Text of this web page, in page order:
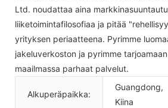
Ltd. noudattaa aina
liiketoimintafilosofiaa ja pitää
yrityksen periaatteena. Pyrimme
jakeluverkoston ja pyrimme
maailmassa parhaat palvelut.
Alkuperäpaikka:
Guangdong,
Kiina